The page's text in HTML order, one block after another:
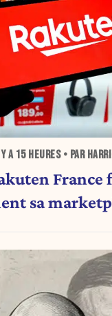
A15 HEURES• PAR
France
sa